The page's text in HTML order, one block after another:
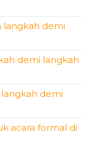
langkah demi
demi langkah
demi
acara formal di